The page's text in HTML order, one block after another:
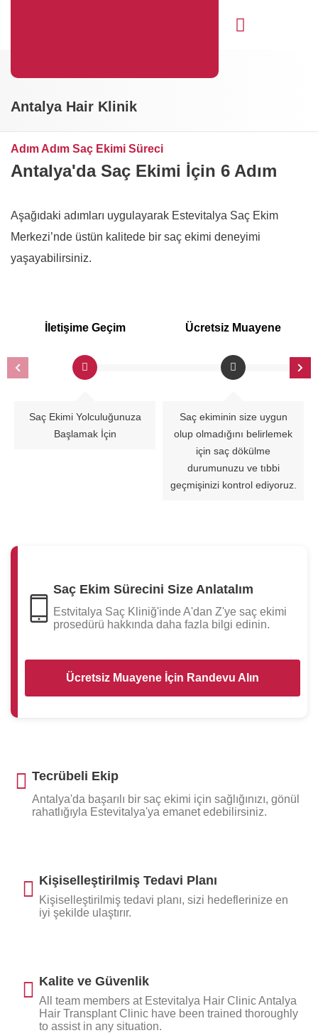
Antalya Hair Klinik
Adım Adım Saç Ekimi Süreci
Antalya'da Saç Ekimi İçin 6 Adım
Aşağıdaki adımları uygulayarak Estevitalya Saç Ekim
Merkezi’nde üstün kalitede bir saç ekimi deneyimi
yaşayabilirsiniz.
İletişime Geçim Ücretsiz Muayene
Saç Ekimi Yolculuğunuza
Başlamak İçin
Saç ekiminin size uygun
olup olmadığını belirlemek
için saç dökülme
durumunuzu ve tıbbi
geçmişinizi kontrol ediyoruz.
Saç Ekim Sürecini Size Anlatalım
Estvitalya Saç Kliniğ'inde A'dan Z'ye saç ekimi
prosedürü hakkında daha fazla bilgi edinin.
Ücretsiz Muayene İçin Randevu Alın
Tecrübeli Ekip
Antalya'da başarılı bir saç ekimi için sağlığınızı, gönül
rahatlığıyla Estevitalya'ya emanet edebilirsiniz.
Kişiselleştirilmiş Tedavi Planı
Kişiselleştirilmiş tedavi planı, sizi hedeflerinize en
iyi şekilde ulaştırır.
Kalite ve Güvenlik
All team members at Estevitalya Hair Clinic Antalya
Hair Transplant Clinic have been trained thoroughly
to assist in any situation.